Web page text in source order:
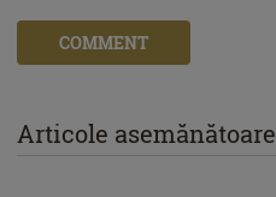
COMMENT
Articole asemănătoare